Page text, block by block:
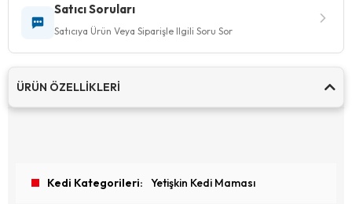
Satıcı Soruları
Satıcıya Ürün Veya Siparişle Ilgili Soru Sor
ÜRÜN ÖZELLIKLERI
Kedi Kategorileri Yetişkin Kedi Maması